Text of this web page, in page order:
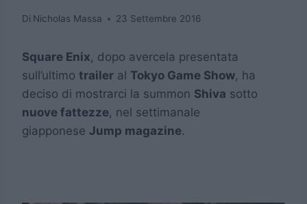
Di Nicholas Massa 23 Settembre 2016
Square Enix, dopo avercela presentata
sull’ultimo trailer al Tokyo Game Show, ha
deciso di mostrarci la summon Shiva sotto
nuove fattezze, nel settimanale
giapponese Jump magazine.